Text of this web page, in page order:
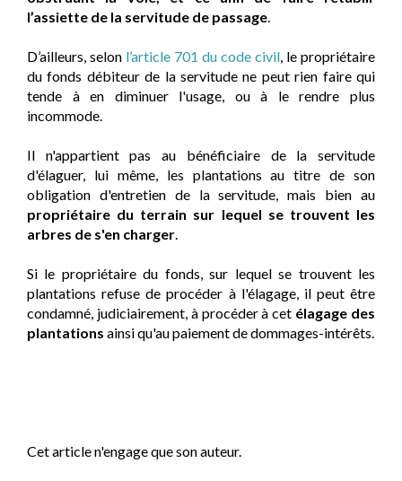
l’assiette de la servitude de passage.
D’ailleurs, selon l’article 701 du code civil, le propriétaire
du fonds débiteur de la servitude ne peut rien faire qui
tende à en diminuer l'usage, ou à le rendre plus
incommode.
Il n'appartient pas au bénéficiaire de la servitude
d'élaguer, lui même, les plantations au titre de son
obligation d'entretien de la servitude, mais bien au
propriétaire du terrain sur lequel se trouvent les
arbres de s'en charger.
Si le propriétaire du fonds, sur lequel se trouvent les
plantations refuse de procéder à l'élagage, il peut être
condamné, judiciairement, à procéder à cet élagage des
plantations ainsi qu'au paiement de dommages-intérêts.
Cet article n'engage que son auteur.